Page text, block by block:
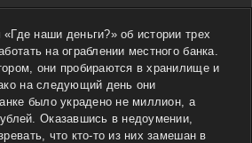
наши деньги?» об истории трех
на ограблении местного банка.
они пробираются в хранилище и
на следующий день они
было украдено не миллион, а
Оказавшись в недоумении,
что кто-то из них замешан в